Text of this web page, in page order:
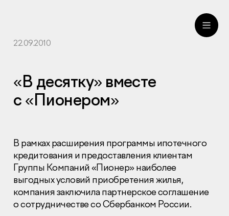
22.09.2010
«В десятку» вместе
с «Пионером»
В рамках расширения программы ипотечного
кредитования и предоставления клиентам
Группы Компаний «Пионер» наиболее
выгодных условий приобретения жилья,
компания заключила партнерское соглашение
о сотрудничестве со Сбербанком России.